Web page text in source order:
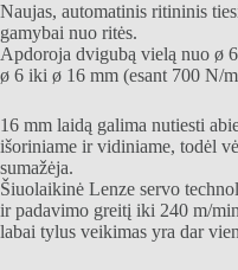
Naujas, automatinis ritininis
gamybai nuo ritės.
Apdoroja dvigubą vielą nuo ø
ø 6 iki ø 16 mm (esant 700 N/
16 mm laidą galima nutiesti
išoriniame ir vidiniame, todėl
sumažėja.
Šiuolaikinė Lenze servo
ir padavimo greitį iki 240 m/
labai tylus veikimas yra dar